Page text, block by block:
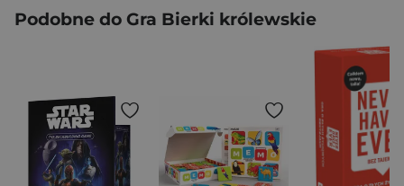
Podobne do Gra Bierki królewskie